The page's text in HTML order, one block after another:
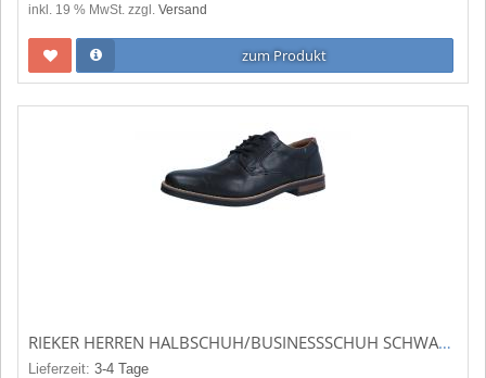
inkl. 19 % MwSt. zzgl. Versand
zum Produkt
RIEKER HERREN HALBSCHUH/BUSINESSSCHUH SCHWARZ 13500-00
Lieferzeit: 3-4 Tage